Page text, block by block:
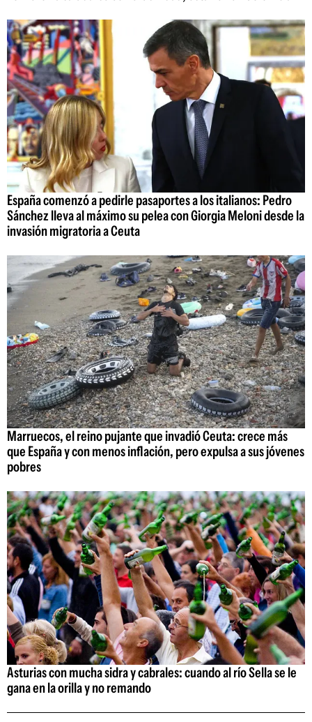
España comenzó a pedirle pasaportes a los italianos: Pedro
Sánchez lleva al máximo su pelea con Giorgia Meloni desde la
invasión migratoria a Ceuta
Marruecos, el reino pujante que invadió Ceuta: crece más
que España y con menos inflación, pero expulsa a sus jóvenes
pobres
Asturias con mucha sidra y cabrales: cuando al río Sella se le
gana en la orilla y no remando